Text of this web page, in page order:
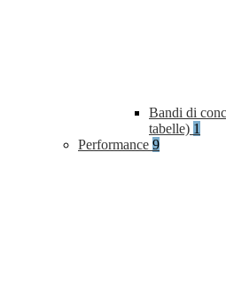
Bandi di
tabelle) 1
Performance 9